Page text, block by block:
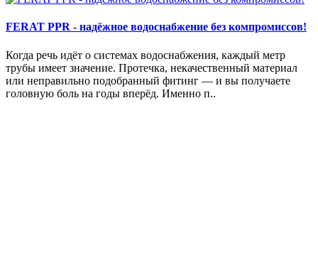
FERAT PPR - надёжное водоснабжение без компромиссов!
Когда речь идёт о системах водоснабжения, каждый метр
трубы имеет значение. Протечка, некачественный материал
или неправильно подобранный фитинг — и вы получаете
головную боль на годы вперёд. Именно п..